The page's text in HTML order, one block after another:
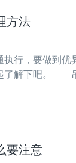
方法
，要做到优
了解下吧。
要注意